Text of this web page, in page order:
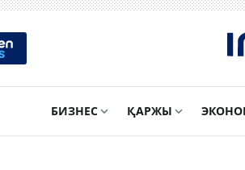
БИЗНЕС ҚАРЖЫ